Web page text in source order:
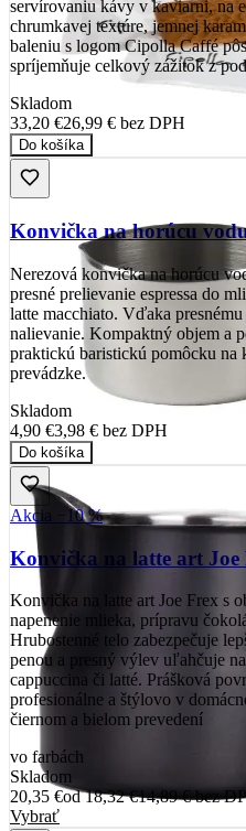
servírovaniu kávy v kaviarni, na
chrumkavej textúre, jemnej
baleniu s logom Cipolla Caffé
spríjemňuje celkový zážitok z
Skladom
33,20 €26,99 € bez DPH
Do košíka
Konvička na horúcu vodu
Nerezová konvička na horúcu
presné prelievanie espressa do
latte macchiato. Vďaka
nalievanie. Kompaktný objem a
praktickú baristickú pomôcku na
prevádzke.
Skladom
4,90 €3,98 € bez DPH
Do košíka
Akcia −10 %
Konvička na latte art Joe
Konvička na latte art Joe Frex s
napenenie mlieka, prípravu
Hrubostenné telo zabezpečuje
penou a presný výlev uľahčuje
cappuccina či latté. Prášková
profesionálne a štýlovo v
čiernom a bielom prevedení
vo farbách
Skladom
20,35 €od18,32 €14,89 €bez
Vybrať